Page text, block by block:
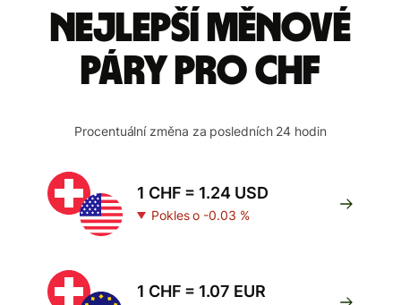
Nejlepší měnové
páry pro CHF
Procentuální změna za posledních 24 hodin
1 CHF = 1.24 USD
Pokles o -0.03 %
1 CHF = 1.07 EUR